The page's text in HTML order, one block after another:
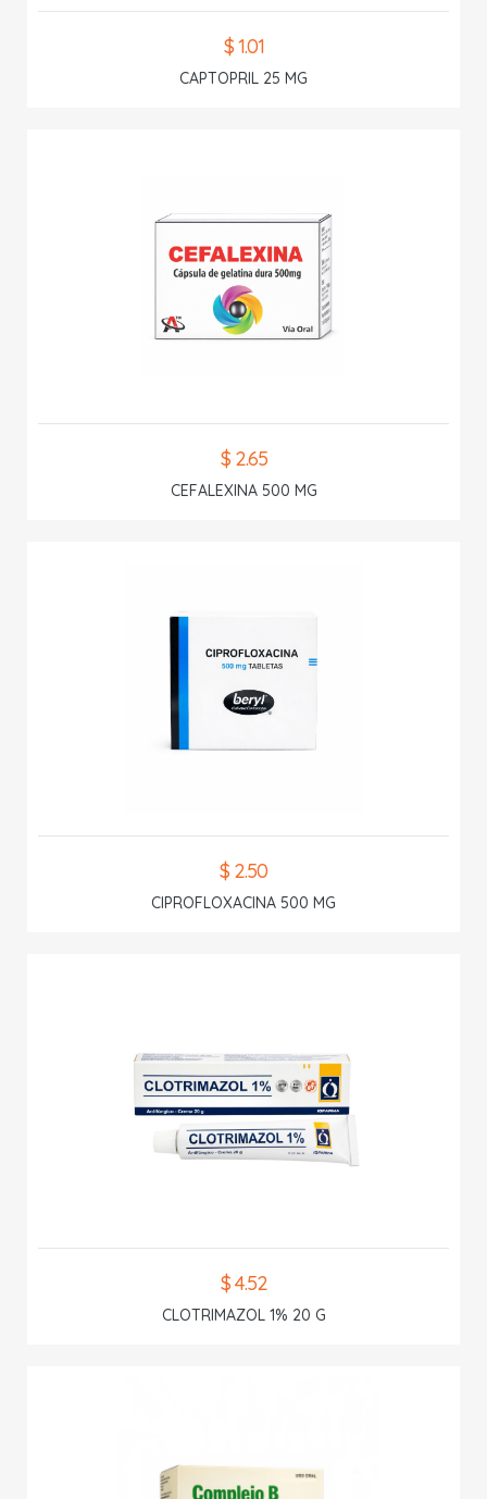
$ 1.01
CAPTOPRIL 25 MG
$ 2.65
CEFALEXINA 500 MG
$ 2.50
CIPROFLOXACINA 500 MG
$ 4.52
CLOTRIMAZOL 1% 20 G